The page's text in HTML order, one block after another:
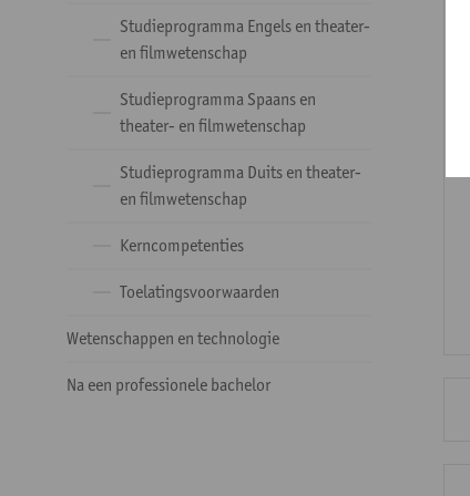
Studieprogramma Engels en theater-
en filmwetenschap
Studieprogramma Spaans en
theater- en filmwetenschap
Studieprogramma Duits en theater-
en filmwetenschap
Kerncompetenties
Toelatingsvoorwaarden
Wetenschappen en technologie
Na een professionele bachelor